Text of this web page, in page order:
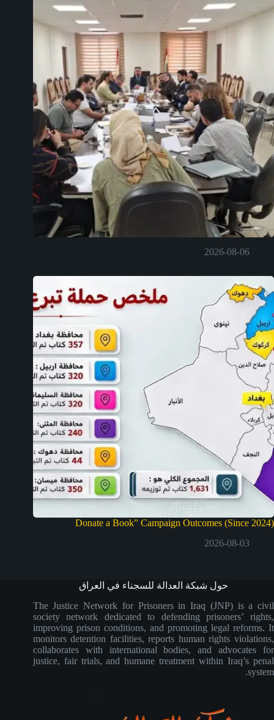
2026-08-06
Donate a Book” Campaign Outcomes (Since 2024)
2026-08-03
حول شبكة العدالة للسجناء في العراق
The Justice Network for Prisoners in Iraq (JNP) is a civil
society network dedicated to defending prisoners’ rights,
improving prison conditions, and promoting legal reforms. It
monitors detention facilities, reports human rights violations,
collaborates with international bodies, and advocates for
justice, fair trials, and humane treatment within Iraq’s penal
system.